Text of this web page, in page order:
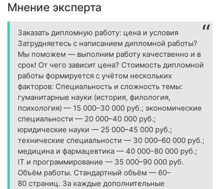
Мнение эксперта
Заказать дипломную работу: цена и условия
Затрудняетесь с написанием дипломной работы?
Мы поможем — выполним работу качественно и в
срок! От чего зависит цена? Стоимость дипломной
работы формируется с учётом нескольких
факторов: Специальность и сложность темы:
гуманитарные науки (история, филология,
психология) — 15 000–30 000 руб.; экономические
специальности — 20 000–40 000 руб.;
юридические науки — 25 000–45 000 руб.;
технические специальности — 30 000–60 000 руб.;
медицина и фармацевтика — 40 000–80 000 руб.;
IT и программирование — 35 000–90 000 руб.
Объём работы. Стандартный объём — 60–
80 страниц. За каждые дополнительные